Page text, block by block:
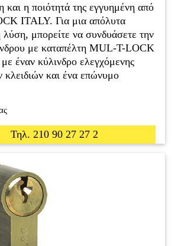
και η ποιότητά της εγγυημένη από
ΙTALY. Για μια απόλυτα
μπορείτε να συνδυάσετε την
με καταπέλτη MUL-T-LOCK
έναν κύλινδρο ελεγχόμενης
κλειδιών και ένα επώνυμο
Τηλ. 210 90 27 27 2